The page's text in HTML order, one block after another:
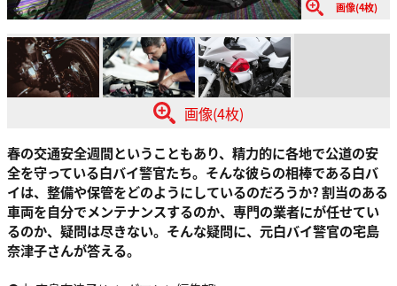
画像(4枚)
画像(4枚)
春の交通安全週間ということもあり、精力的に各地で公道の安
全を守っている白バイ警官たち。そんな彼らの相棒である白バ
イは、整備や保管をどのようにしているのだろうか? 割当のある
車両を自分でメンテナンスするのか、専門の業者にが任せてい
るのか、疑問は尽きない。そんな疑問に、元白バイ警官の宅島
奈津子さんが答える。